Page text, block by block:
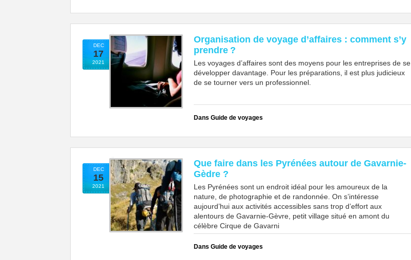
DEC
17
2021
Organisation de voyage d’affaires : comment s’y
prendre ?
Les voyages d’affaires sont des moyens pour les entreprises de se
développer davantage. Pour les préparations, il est plus judicieux
de se tourner vers un professionnel.
Dans Guide de voyages
DEC
15
2021
Que faire dans les Pyrénées autour de Gavarnie-
Gèdre ?
Les Pyrénées sont un endroit idéal pour les amoureux de la
nature, de photographie et de randonnée. On s’intéresse
aujourd’hui aux activités accessibles sans trop d’effort aux
alentours de Gavarnie-Gèvre, petit village situé en amont du
célèbre Cirque de Gavarni
Dans Guide de voyages